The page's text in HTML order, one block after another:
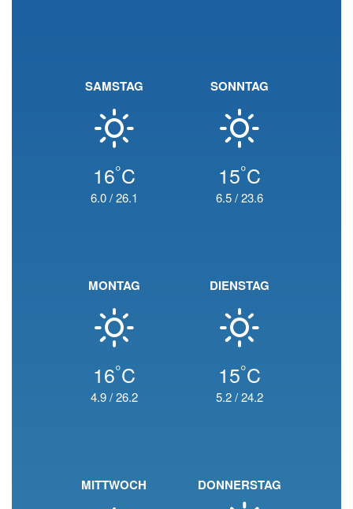
SAMSTAG
16°C
6.0/26.1
SONNTAG
15°C
6.5/23.6
MONTAG
16°C
4.9/26.2
DIENSTAG
15°C
5.2/24.2
MITTWOCH DONNERSTAG